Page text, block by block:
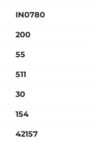
IN0780
200
55
511
30
154
42157